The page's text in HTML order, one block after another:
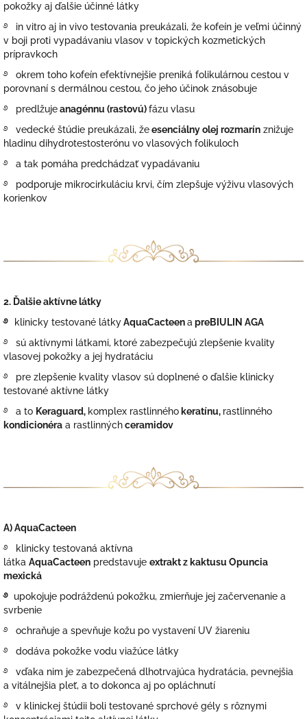
pokožky aj ďalšie účinné látky
࿔ in vitro aj in vivo testovania preukázali, že kofeín je veľmi účinný
v boji proti vypadávaniu vlasov v topických kozmetických
prípravkoch
࿔ okrem toho kofeín efektívnejšie preniká folikulárnou cestou v
porovnaní s dermálnou cestou, čo jeho účinok znásobuje
࿔ predlžujeanagénnu (rastovú)fázu vlasu
࿔ vedecké štúdie preukázali, žeesenciálny olej rozmarín znižuje
hladinu dihydrotestosterónu vo vlasových folikuloch
࿔ a tak pomáha predchádzať vypadávaniu
࿔ podporuje mikrocirkuláciu krvi, čím zlepšuje výživu vlasových
korienkov
2. Ďalšie aktívne látky
࿔
klinicky testované látkyAquaCacteena preBIULIN AGA
࿔ sú aktívnymi látkami, ktoré zabezpečujú zlepšenie kvality
vlasovej pokožky a jej hydratáciu
࿔ pre zlepšenie kvality vlasov sú doplnené o ďalšie klinicky
testované aktívne látky
࿔ a to Keraguard, komplex rastlinnéhokeratínu, rastlinného
kondicionéra a rastlinnýchceramidov
A) AquaCacteen
࿔ klinicky testovaná aktívna
látka AquaCacteen predstavuje extrakt z kaktusu Opuncia
mexická
࿔ upokojuje podráždenú pokožku, zmierňuje jej začervenanie a
svrbenie
࿔ ochraňuje a spevňuje kožu po vystavení UV žiareniu
࿔ dodáva pokožke vodu viažúce látky
࿔ vďaka nim je zabezpečená dlhotrvajúca hydratácia, pevnejšia
a vitálnejšia pleť, a to dokonca aj po opláchnutí
࿔ v klinickej štúdii boli testované sprchové gély s rôznymi